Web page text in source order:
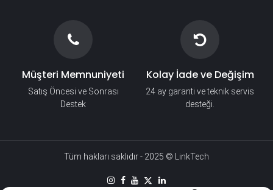
Müşteri Memnuniyeti
Satış Öncesi ve Sonrası
Destek
Kolay İade ve Değişim
24 ay garanti ve teknik servis
desteği.
Tüm hakları saklıdır - 2025 © LinkTech​